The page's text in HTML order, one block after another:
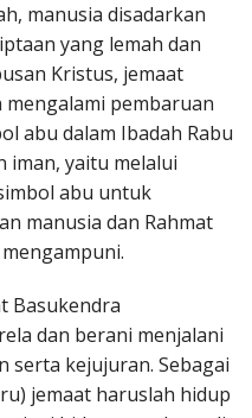
manusia disadarkan
yang lemah dan
Kristus, jemaat
pembaruan
abu dalam Ibadah Rabu
iman, yaitu melalui
abu untuk
manusia dan Rahmat
Basukendra
dan berani menjalani
serta kejujuran. Sebagai
jemaat haruslah hidup